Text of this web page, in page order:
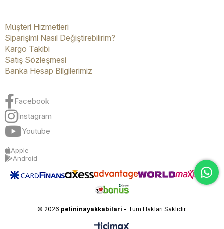
Müşteri Hizmetleri
Siparişimi Nasıl Değiştirebilirim?
Kargo Takibi
Satış Sözleşmesi
Banka Hesap Bilgilerimiz
Facebook
Instagram
Youtube
Apple
Android
© 2026 pelininayakkabilari - Tüm Hakları Saklıdır.